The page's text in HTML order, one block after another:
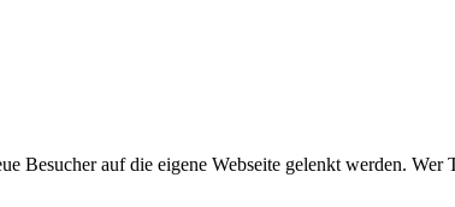
Besucher auf die eigene Webseite gelenkt werden.